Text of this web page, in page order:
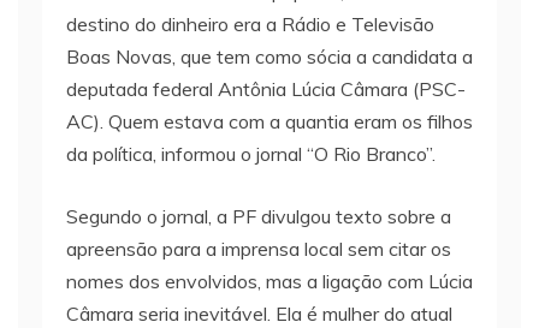
destino do dinheiro era a Rádio e Televisão
Boas Novas, que tem como sócia a candidata a
deputada federal Antônia Lúcia Câmara (PSC-
AC). Quem estava com a quantia eram os filhos
da política, informou o jornal “O Rio Branco”.
Segundo o jornal, a PF divulgou texto sobre a
apreensão para a imprensa local sem citar os
nomes dos envolvidos, mas a ligação com Lúcia
Câmara seria inevitável. Ela é mulher do atual